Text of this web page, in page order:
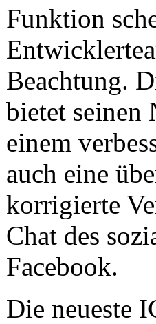
Funktion
Beachtung.
bietet seinen
einem
auch eine
korrigierte
Chat des
Facebook.
Die neueste